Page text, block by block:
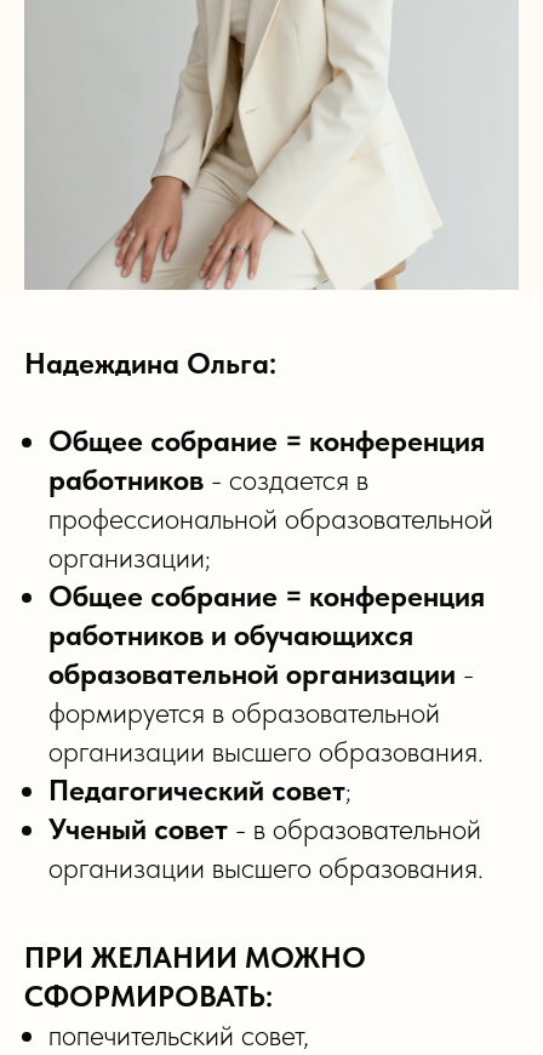
Надеждина Ольга:
Общее собрание = конференция
работников - создается в
профессиональной образовательной
организации;
Общее собрание = конференция
работников и обучающихся
образовательной организации -
формируется в образовательной
организации высшего образования.
Педагогический совет;
Ученый совет - в образовательной
организации высшего образования.
ПРИ ЖЕЛАНИИ МОЖНО
СФОРМИРОВАТЬ:
попечительский совет,